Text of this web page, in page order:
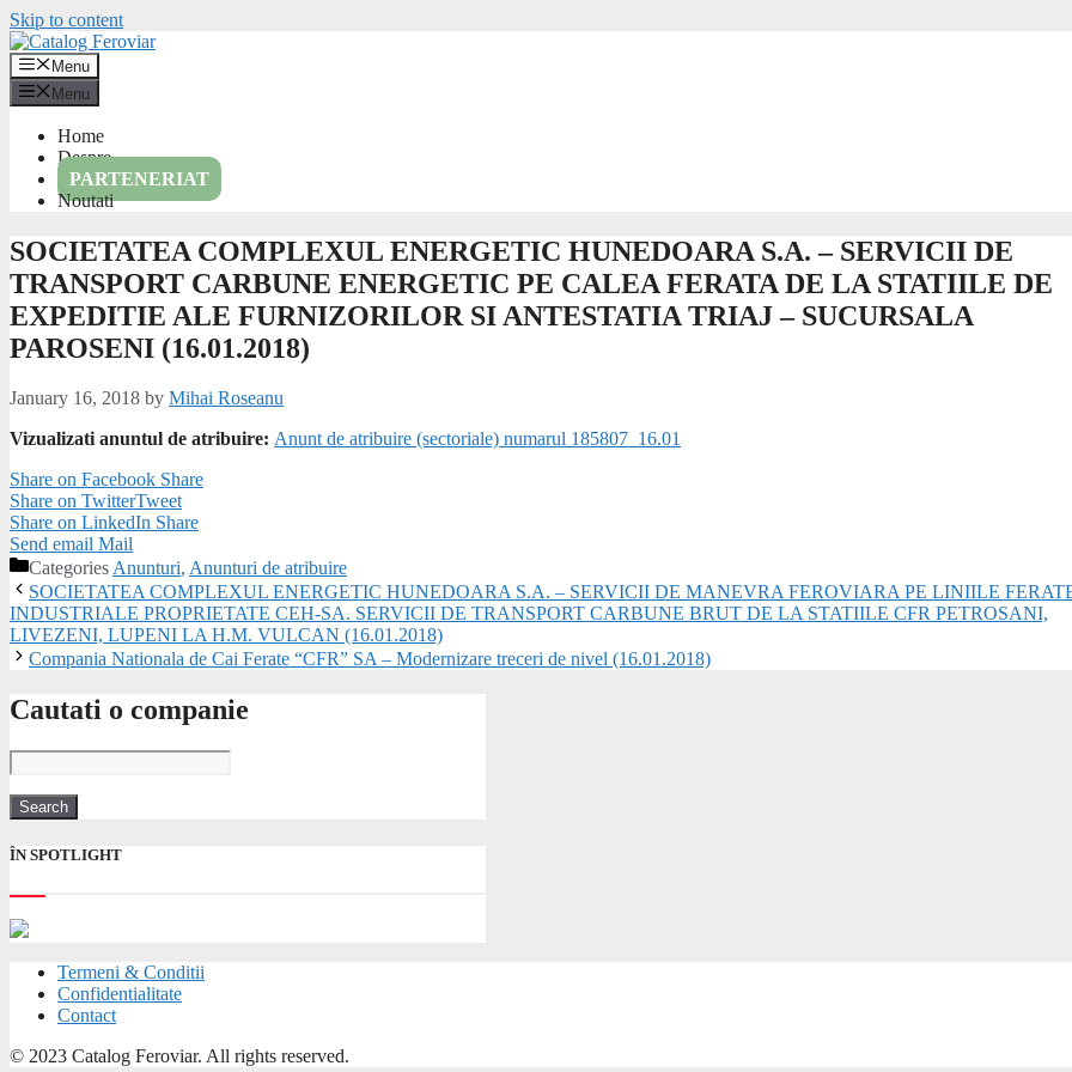
Skip to content
Menu
Menu
Home
Despre
PARTENERIAT
Noutati
SOCIETATEA COMPLEXUL ENERGETIC HUNEDOARA S.A. – SERVICII DE
TRANSPORT CARBUNE ENERGETIC PE CALEA FERATA DE LA STATIILE DE
EXPEDITIE ALE FURNIZORILOR SI ANTESTATIA TRIAJ – SUCURSALA
PAROSENI (16.01.2018)
January 16, 2018 by Mihai Roseanu
Vizualizati anuntul de atribuire: Anunt de atribuire (sectoriale) numarul 185807_16.01
Share on Facebook Share
Share on TwitterTweet
Share on LinkedIn Share
Send email Mail
CategoriesAnunturi, Anunturi de atribuire
SOCIETATEA COMPLEXUL ENERGETIC HUNEDOARA S.A. – SERVICII DE MANEVRA FEROVIARA PE LINIILE
INDUSTRIALE PROPRIETATE CEH-SA. SERVICII DE TRANSPORT CARBUNE BRUT DE LA STATIILE CFR PETROSANI,
LIVEZENI, LUPENI LA H.M. VULCAN (16.01.2018)
Compania Nationala de Cai Ferate “CFR” SA – Modernizare treceri de nivel (16.01.2018)
Cautati o companie
ÎN SPOTLIGHT
Termeni & Conditii
Confidentialitate
Contact
© 2023 Catalog Feroviar. All rights reserved.